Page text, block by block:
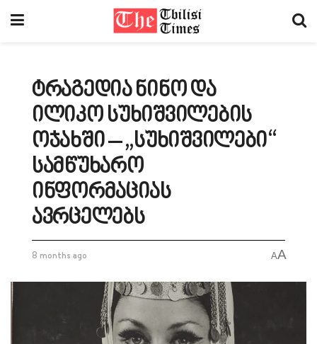
ტრაგედია ნინო და
ილიკო სუხიშვილების
ოჯახში – „სუხიშვილები“
სამწუხარო
ინფორმაციას
ავრცელებს
8 months ago AA